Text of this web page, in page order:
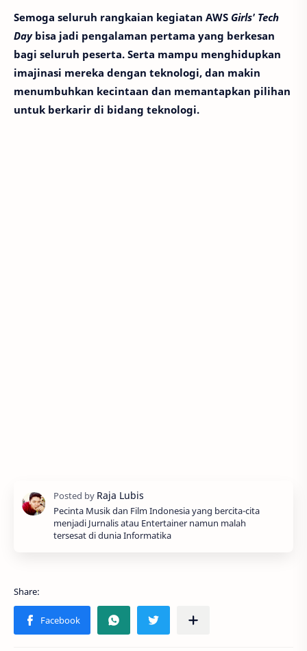
Semoga seluruh rangkaian kegiatan AWS Girls' Tech
Daybisa jadi pengalaman pertama yang berkesan
bagi seluruh peserta. Serta mampu menghidupkan
imajinasi mereka dengan teknologi, dan makin
menumbuhkan kecintaan dan memantapkan pilihan
untuk berkarir di bidang teknologi.
Pecinta Musik dan Film Indonesia yang bercita-cita
menjadi Jurnalis atau Entertainer namun malah
tersesat di dunia Informatika